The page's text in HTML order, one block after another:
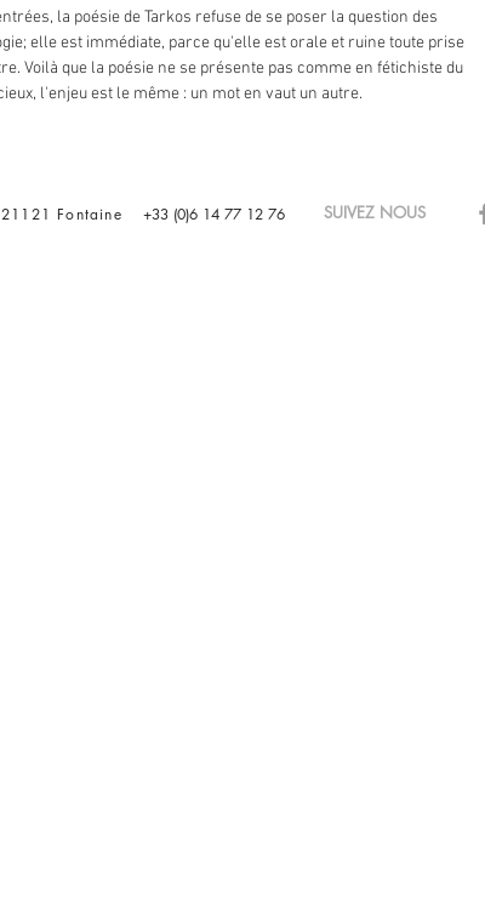
la poésie de Tarkos refuse de se poser la question des
elle est immédiate, parce qu'elle est orale et ruine toute prise
Voilà que la poésie ne se présente pas comme en fétichiste du
l'enjeu est le même : un mot en vaut un autre.
Fontaine +33 (0)6 14 77 12 76 SUIVEZ NOUS